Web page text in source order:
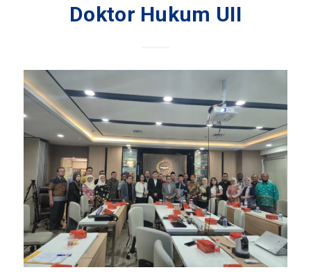
Doktor Hukum UII